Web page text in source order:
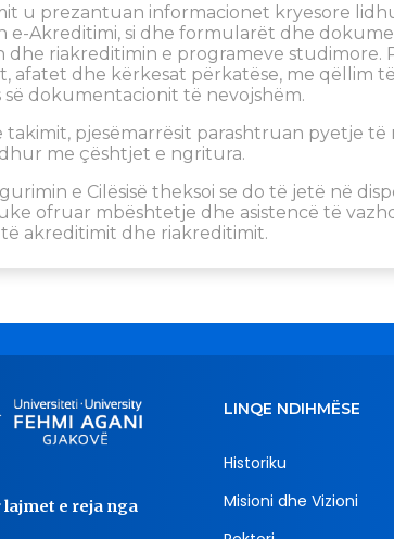
u prezantuan informacionet kryesore
e-Akreditimi, si dhe formularët dhe
dhe riakreditimin e programeve studimore.
afatet dhe kërkesat përkatëse, me qëllim
dokumentacionit të nevojshëm.
takimit, pjesëmarrësit parashtruan pyetje
me çështjet e ngritura.
e Cilësisë theksoi se do të jetë në
ofruar mbështetje dhe asistencë të
të akreditimit dhe riakreditimit.
e reja nga
LINQE NDIHMËSE
Historiku
Misioni dhe Vizioni